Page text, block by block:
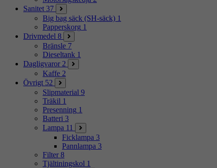
Sanitet 37
Big bag säck (SH-säck) 1
Papperskorg 1
Drivmedel 8
Bränsle 7
Dieseltank 1
Dagligvaror 2
Kaffe 2
Övrigt 52
Slipmaterial 9
Träkil 1
Presenning 1
Batteri 3
Lampa 11
Ficklampa 3
Pannlampa 3
Filter 8
Tjältiningskol 1